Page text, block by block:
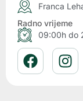
Franca
Radno vrijeme
09:00h do